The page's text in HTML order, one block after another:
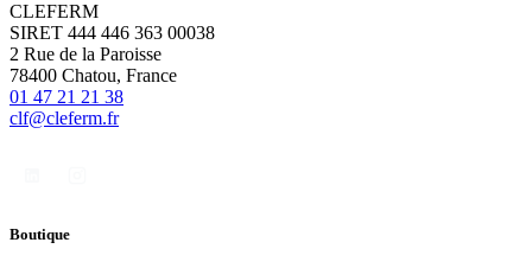
CLEFERM
SIRET 444 446 363 00038
2 Rue de la Paroisse
78400 Chatou, France
01 47 21 21 38
clf@cleferm.fr
Boutique